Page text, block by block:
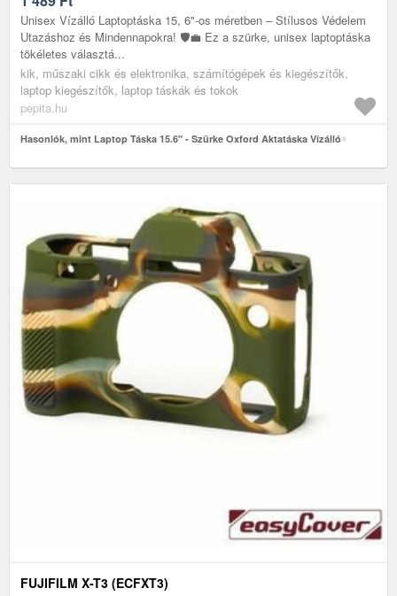
Unisex Vízálló Laptoptáska 15, 6"-os méretben – Stílusos Védelem
Utazáshoz és Mindennapokra! 🛡️💼 Ez a szürke, unisex laptoptáska
tökéletes választá...
kik, műszaki cikk és elektronika, számítógépek és kiegészítők,
laptop kiegészítők, laptop táskák és tokok
pepita.hu
Hasonlók, mint Laptop Táska 15.6" - Szürke Oxford Aktatáska Vízálló
FUJIFILM X-T3 (ECFXT3)